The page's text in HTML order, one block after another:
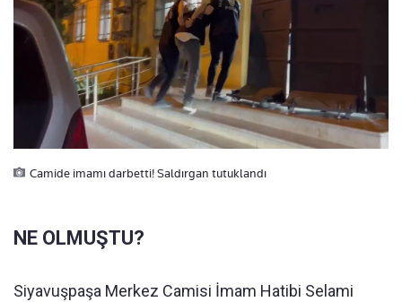
Camide imamı darbetti! Saldırgan tutuklandı
NE OLMUŞTU?
Siyavuşpaşa Merkez Camisi İmam Hatibi Selami